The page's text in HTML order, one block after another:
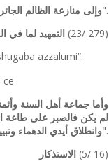
وإلى منازعة الظالم".
التمهيد لما في (23/ 279)
azzalumi”.
ce
وأما جماعة أهل السنة
لم يكن فالصبر على طاعة
وانطلاق أيدي الدهماء".
الاستذكار (5/ 16)